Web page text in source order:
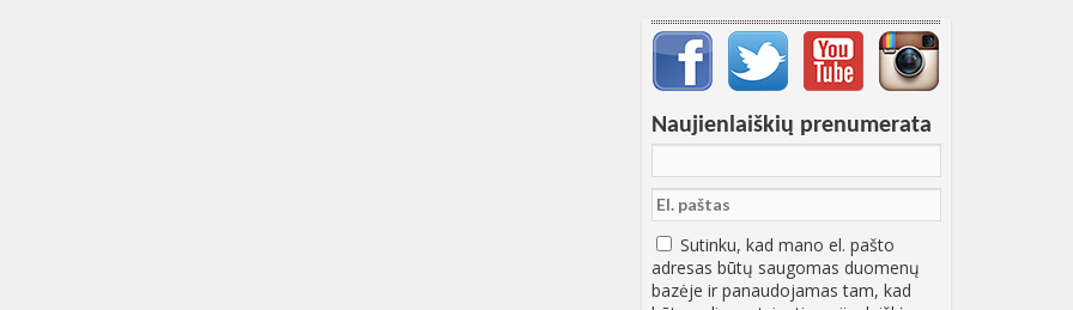
Svarbių įrašų meniu
Naujienlaiškių prenumerata
Sutinku, kad mano el. pašto
adresas būtų saugomas duomenų
bazėje ir panaudojamas tam, kad